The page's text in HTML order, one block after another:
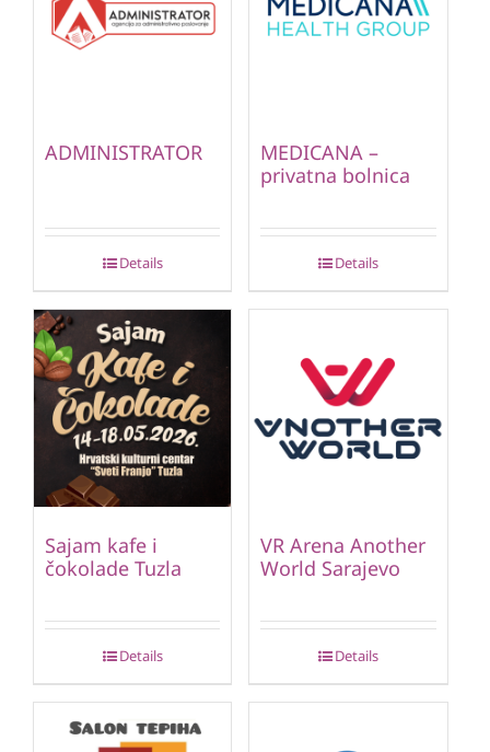
ADMINISTRATOR
Details
MEDICANA –
privatna bolnica
Details
Sajam kafe i
čokolade Tuzla
Details
VR Arena Another
World Sarajevo
Details